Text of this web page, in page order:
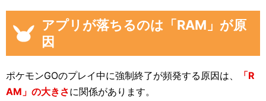
アプリが落ちるのは「RAM」が原
因
ポケモンGOのプレイ中に強制終了が頻発する原因は、
「R
AM」の大きさに関係があります。